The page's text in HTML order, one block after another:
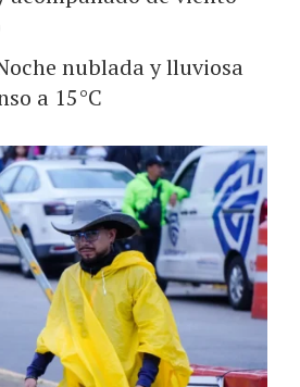
nublada y lluviosa
a 15°C